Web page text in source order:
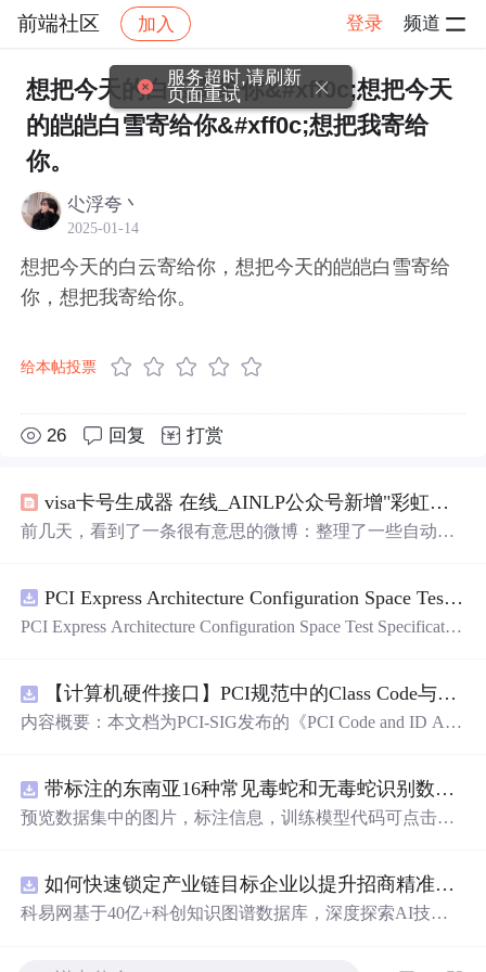
前端社区 加入 登录 频道
社区 前端社区 感慨 帖子详情
想把今天的白云寄给你&#xff0c;想把今天
的皑皑白雪寄给你&#xff0c;想把我寄给
你。
尐浮夸丶
2025-01-14
想把今天的白云寄给你，想把今天的皑皑白雪寄给
你，想把我寄给你。
给本帖投票
26 回复 打赏
visa卡号生成器 在线_AINLP公众号新增"彩虹屁生成器"
前几天，看到了一条很有意思的微博：整理了一些自动生
辱骂O网页链接‣ 狗屁不通文章生成器，写稿必备O网页链
接‣ 彩虹屁生成器，夸人难手可马住O网页链接‣ 特殊字体
链接‣ 爱豆翻牌生成器：O网页...
PCI Express Architecture Configuration Space Test Specification Revision 5.0, Version 1.0 (CB).pdf
PCI Express Architecture Configuration Space Test Specificatio
【计算机硬件接口】PCI规范中的Class Code与Capability ID分配：设备功能分类及扩展能力标识系统设计
内容概要：本文档为PCI-SIG发布的《PCI Code and ID Assi
ity IDs）以
带标注的东南亚16种常见毒蛇和无毒蛇识别数据集， 识别率73.4%，7593张图，支持yolo
预览数据集中的图片，标注信息，训练模型代码可点击查
免费咨询，主页获取作者联系方式
如何快速锁定产业链目标企业以提升招商精准度？.docx
科易网基于40亿+科创知识图谱数据库，深度探索AI技术
服务超时,请刷新
页面重试